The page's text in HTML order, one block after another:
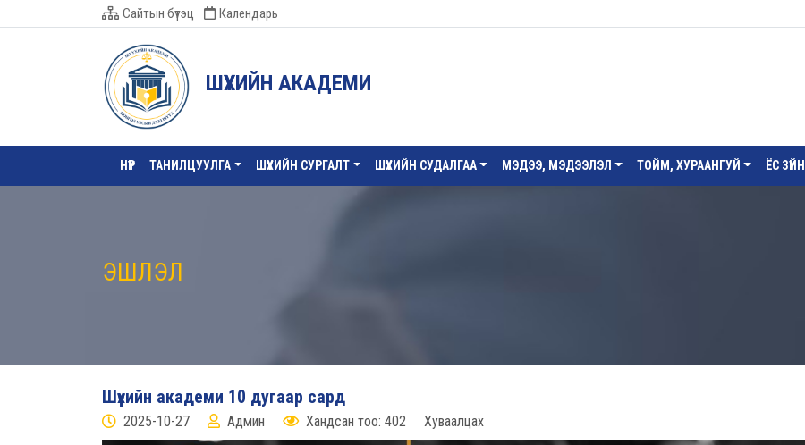
Сайтын бүтэц Календарь
ШҮҮХИЙН АКАДЕМИ
НҮҮР ТАНИЛЦУУЛГА ШҮҮХИЙН СУРГАЛТ ШҮҮХИЙН СУДАЛГАА МЭДЭЭ, МЭДЭЭЛЭЛ ТОЙМ, ХУРААНГУЙ ЁС
ЭШЛЭЛ
Шүүхийн академи 10 дугаар сард
2025-10-27 Админ Хандсан тоо: 402 Хуваалцах